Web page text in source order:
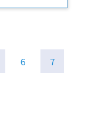
6 7